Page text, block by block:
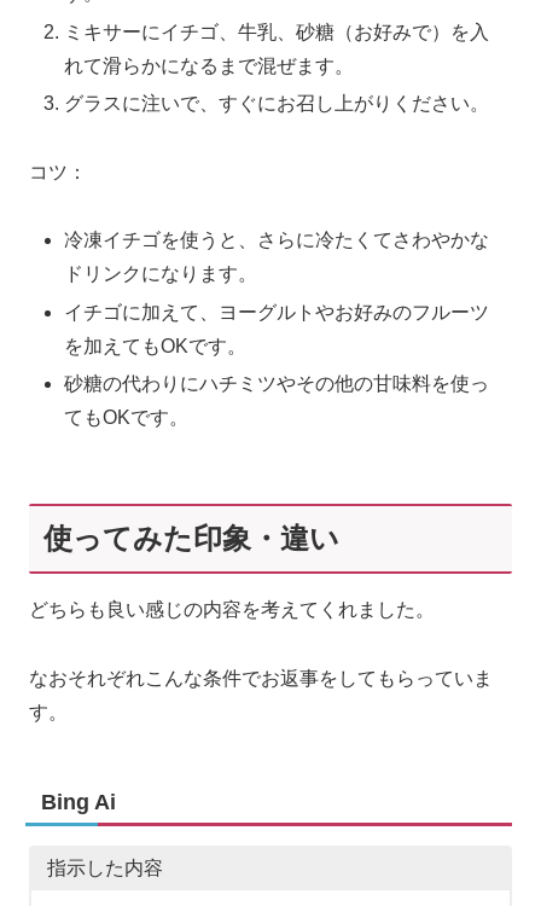
ミキサーにイチゴ、牛乳、砂糖（お好みで）を入
れて滑らかになるまで混ぜます。
グラスに注いで、すぐにお召し上がりください。
コツ：
冷凍イチゴを使うと、さらに冷たくてさわやかな
ドリンクになります。
イチゴに加えて、ヨーグルトやお好みのフルーツ
を加えてもOKです。
砂糖の代わりにハチミツやその他の甘味料を使っ
てもOKです。
使ってみた印象・違い
どちらも良い感じの内容を考えてくれました。
なおそれぞれこんな条件でお返事をしてもらっていま
す。
Bing Ai
指示した内容